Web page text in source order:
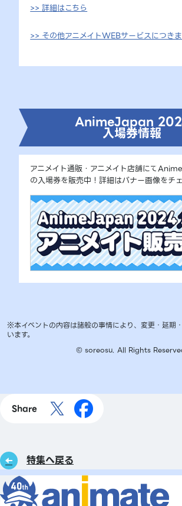
>> 詳細はこちら
>> その他アニメイトWEBサービスにつき
AnimeJapan
入場券情報
アニメイト通販・アニメイト店舗にて
の入場券を販売中！詳細はバナー画像をチ
※本イベントの内容は諸般の事情により、変更・延期
います。
© soreosu. All Rights
Share
特集へ戻る